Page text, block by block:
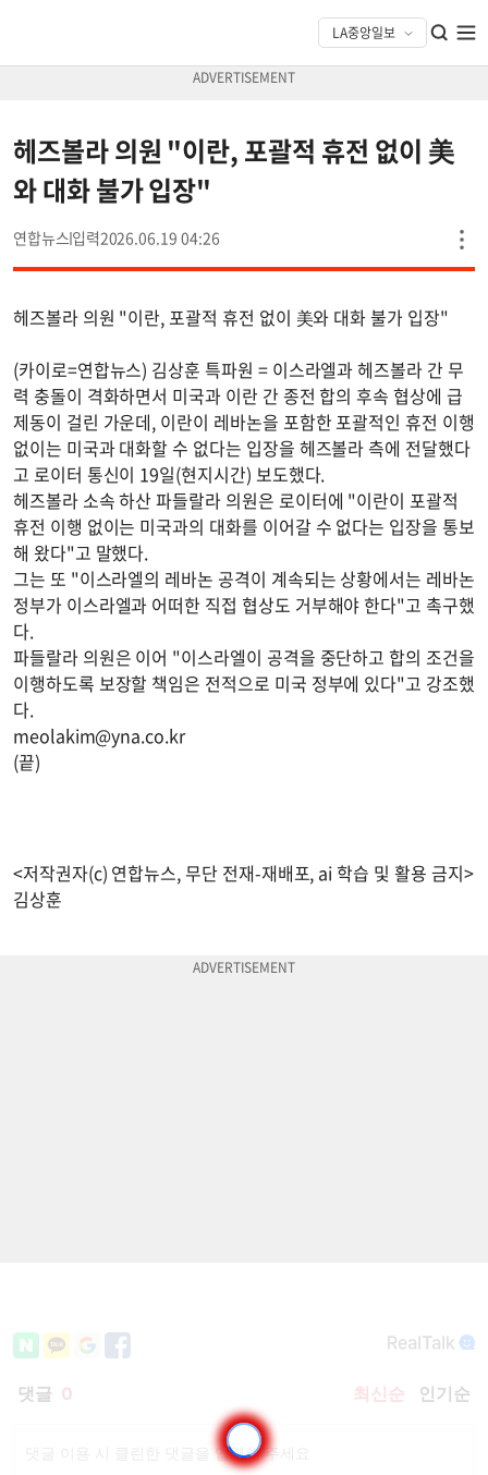
헤즈볼라 의원 "이란, 포괄적 휴전 없이 美
와 대화 불가 입장"
연합뉴스 2026.06.19 04:26
헤즈볼라 의원 "이란, 포괄적 휴전 없이 美와 대화 불가 입장"
(카이로=연합뉴스) 김상훈 특파원 = 이스라엘과 헤즈볼라 간 무
력 충돌이 격화하면서 미국과 이란 간 종전 합의 후속 협상에 급
제동이 걸린 가운데, 이란이 레바논을 포함한 포괄적인 휴전 이행
없이는 미국과 대화할 수 없다는 입장을 헤즈볼라 측에 전달했다
고 로이터 통신이 19일(현지시간) 보도했다.
헤즈볼라 소속 하산 파들랄라 의원은 로이터에 "이란이 포괄적
휴전 이행 없이는 미국과의 대화를 이어갈 수 없다는 입장을 통보
해 왔다"고 말했다.
그는 또 "이스라엘의 레바논 공격이 계속되는 상황에서는 레바논
정부가 이스라엘과 어떠한 직접 협상도 거부해야 한다"고 촉구했
다.
파들랄라 의원은 이어 "이스라엘이 공격을 중단하고 합의 조건을
이행하도록 보장할 책임은 전적으로 미국 정부에 있다"고 강조했
다.
meolakim@yna.co.kr
(끝)
<저작권자(c) 연합뉴스, 무단 전재-재배포, ai 학습 및 활용 금지>
김상훈